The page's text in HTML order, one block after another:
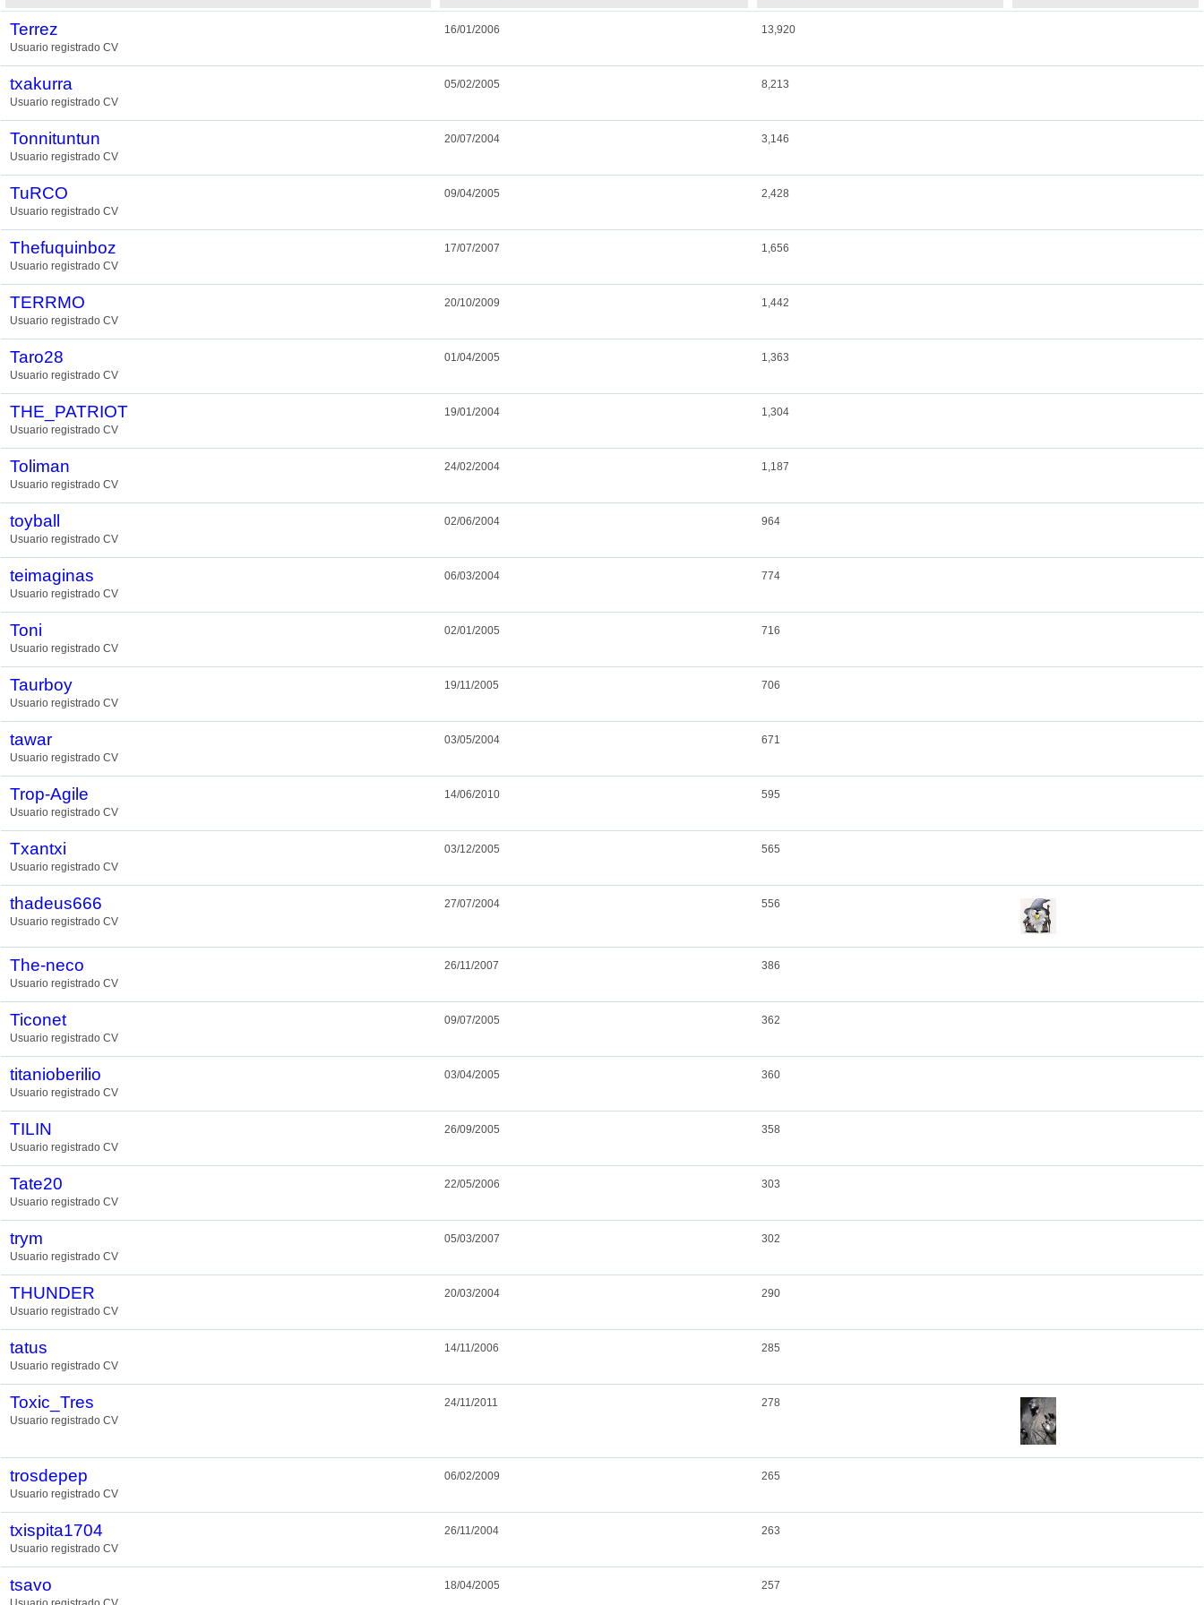
Terrez
Usuario registrado CV
16/01/2006 13,920
txakurra
Usuario registrado CV
05/02/2005 8,213
Tonnituntun
Usuario registrado CV
20/07/2004 3,146
TuRCO
Usuario registrado CV
09/04/2005 2,428
Thefuquinboz
Usuario registrado CV
17/07/2007 1,656
TERRMO
Usuario registrado CV
20/10/2009 1,442
Taro28
Usuario registrado CV
01/04/2005 1,363
THE_PATRIOT
Usuario registrado CV
19/01/2004 1,304
Toliman
Usuario registrado CV
24/02/2004 1,187
toyball
Usuario registrado CV
02/06/2004 964
teimaginas
Usuario registrado CV
06/03/2004 774
Toni
Usuario registrado CV
02/01/2005 716
Taurboy
Usuario registrado CV
19/11/2005 706
tawar
Usuario registrado CV
03/05/2004 671
Trop-Agile
Usuario registrado CV
14/06/2010 595
Txantxi
Usuario registrado CV
03/12/2005 565
thadeus666
Usuario registrado CV
27/07/2004 556
The-neco
Usuario registrado CV
26/11/2007 386
Ticonet
Usuario registrado CV
09/07/2005 362
titanioberilio
Usuario registrado CV
03/04/2005 360
TILIN
Usuario registrado CV
26/09/2005 358
Tate20
Usuario registrado CV
22/05/2006 303
trym
Usuario registrado CV
05/03/2007 302
THUNDER
Usuario registrado CV
20/03/2004 290
tatus
Usuario registrado CV
14/11/2006 285
Toxic_Tres
Usuario registrado CV
24/11/2011 278
trosdepep
Usuario registrado CV
06/02/2009 265
txispita1704
Usuario registrado CV
26/11/2004 263
tsavo 18/04/2005 257